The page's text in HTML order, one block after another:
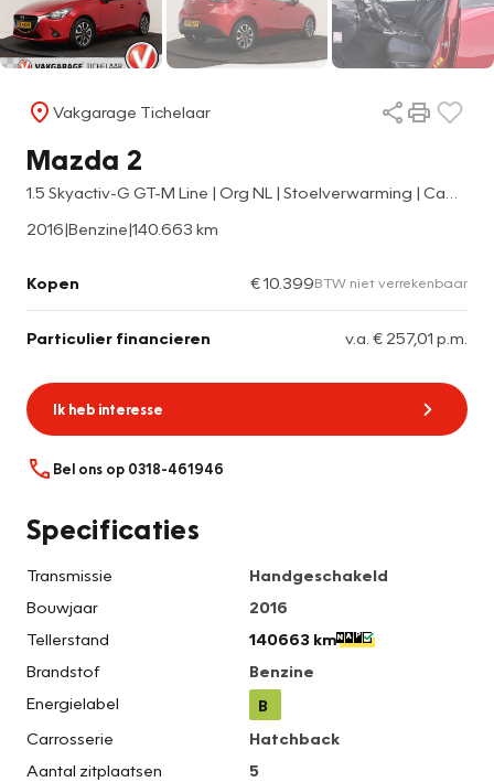
Vakgarage Tichelaar
Mazda 2
2016|Benzine|140.663 km
Kopen € 10.399BTW niet verrekenbaar
Particulier financieren v.a. € 257,01 p.m.
Ik heb interesse
Bel ons op 0318-461946
Specificaties
Transmissie
Handgeschakeld
Bouwjaar
2016
Tellerstand
140663 km
Brandstof
Benzine
Energielabel
B
Carrosserie
Hatchback
Aantal zitplaatsen
5